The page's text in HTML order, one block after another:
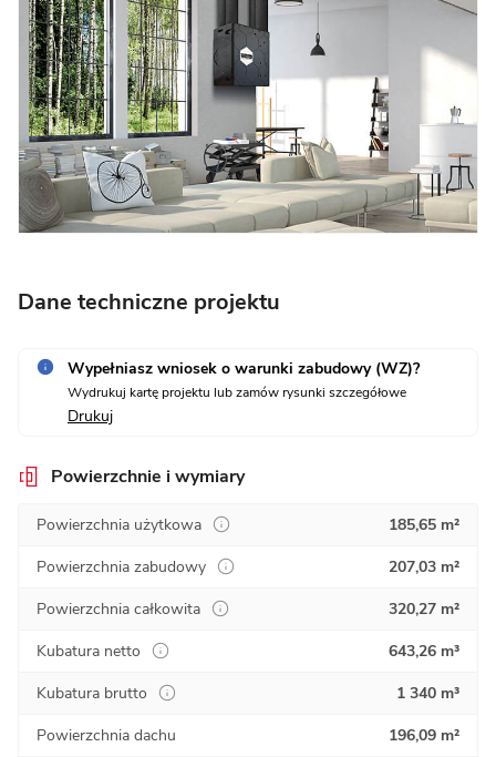
Dane techniczne projektu
Wypełniasz wniosek o warunki zabudowy (WZ)?
Wydrukuj kartę projektu lub zamów rysunki szczegółowe
Drukuj
Powierzchnie i wymiary
Powierzchnia użytkowa
185,65 m²
Powierzchnia zabudowy
207,03 m²
Powierzchnia całkowita
320,27 m²
Kubatura netto
643,26 m³
Kubatura brutto
1 340 m³
Powierzchnia dachu
196,09 m²